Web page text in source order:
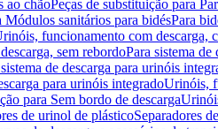
ao chãoPeças de substituição para
Módulos sanitários para bidésPara
funcionamento com descarga,
sem rebordoPara sistema
de descarga para urinóis
para urinóis integradoUrinóis,
para Sem bordo de descarga
de urinol de plásticoSeparadores